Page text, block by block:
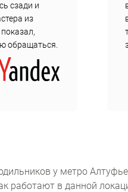
сзади и
из
обращаться.
у метро
работают в данной